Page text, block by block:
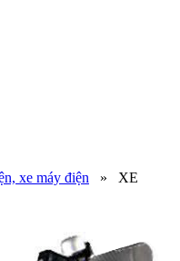
xe máy điện » XE